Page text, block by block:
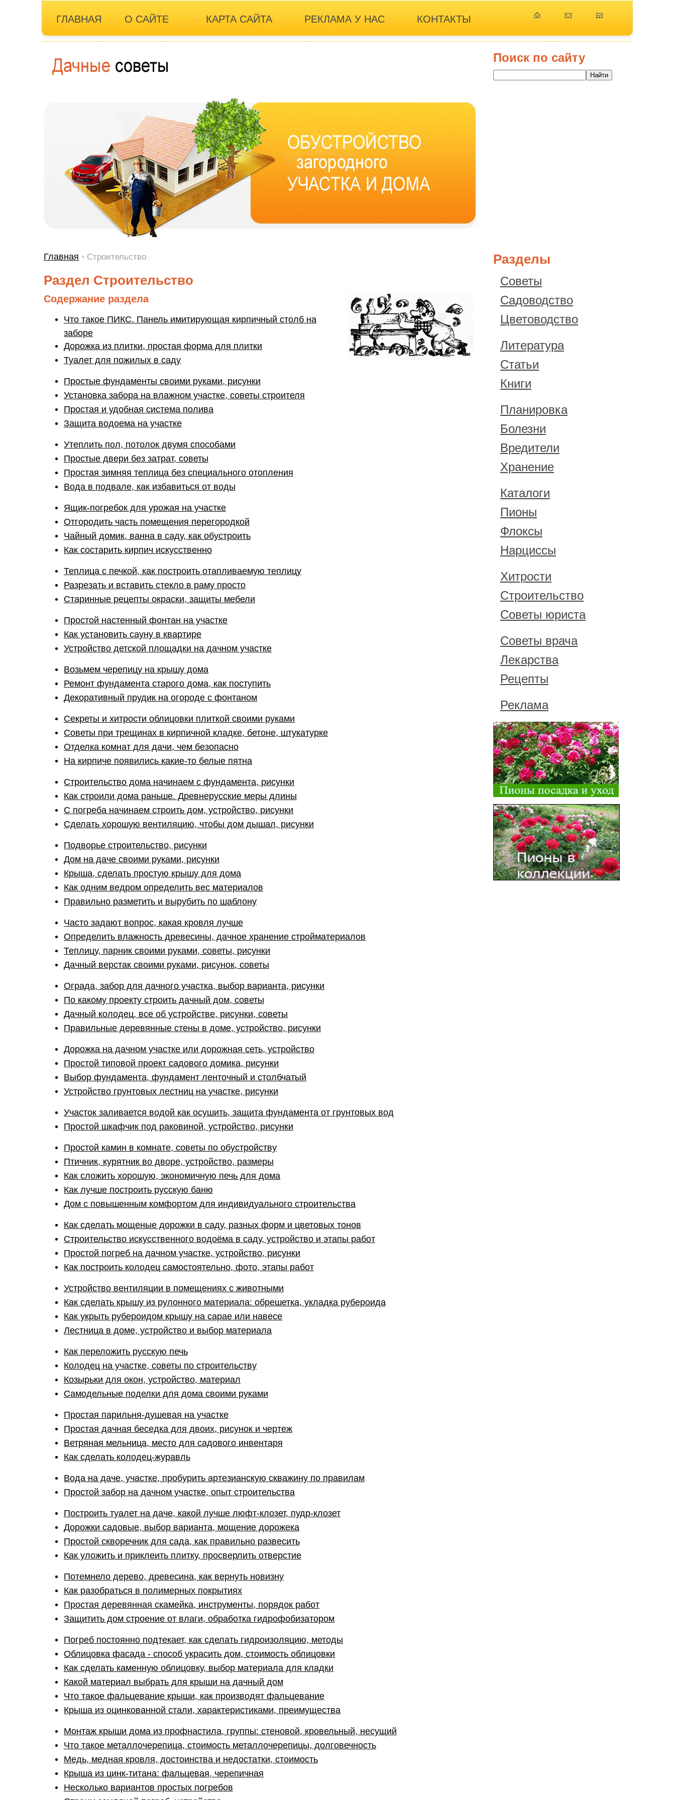
ГЛАВНАЯ О САЙТЕ КАРТА САЙТА РЕКЛАМА У НАС КОНТАКТЫ
Поиск по сайту
Главная • Строительство
Раздел Строительство
Содержание раздела
Что такое ПИКС. Панель имитирующая кирпичный столб на
заборе
Дорожка из плитки, простая форма для плитки
Туалет для пожилых в саду
Простые фундаменты своими руками, рисунки
Установка забора на влажном участке, советы строителя
Простая и удобная система полива
Защита водоема на участке
Утеплить пол, потолок двумя способами
Простые двери без затрат, советы
Простая зимняя теплица без специального отопления
Вода в подвале, как избавиться от воды
Ящик-погребок для урожая на участке
Отгородить часть помещения перегородкой
Чайный домик, ванна в саду, как обустроить
Как состарить кирпич искусственно
Теплица с печкой, как построить отапливаемую теплицу
Разрезать и вставить стекло в раму просто
Старинные рецепты окраски, защиты мебели
Простой настенный фонтан на участке
Как установить сауну в квартире
Устройство детской площадки на дачном участке
Возьмем черепицу на крышу дома
Ремонт фундамента старого дома, как поступить
Декоративный прудик на огороде с фонтаном
Секреты и хитрости облицовки плиткой своими руками
Советы при трещинах в кирпичной кладке, бетоне, штукатурке
Отделка комнат для дачи, чем безопасно
На кирпиче появились какие-то белые пятна
Строительство дома начинаем с фундамента, рисунки
Как строили дома раньше. Древнерусские меры длины
С погреба начинаем строить дом, устройство, рисунки
Сделать хорошую вентиляцию, чтобы дом дышал, рисунки
Подворье строительство, рисунки
Дом на даче своими руками, рисунки
Крыша, сделать простую крышу для дома
Как одним ведром определить вес материалов
Правильно разметить и вырубить по шаблону
Часто задают вопрос, какая кровля лучше
Определить влажность древесины, дачное хранение стройматериалов
Теплицу, парник своими руками, советы, рисунки
Дачный верстак своими руками, рисунок, советы
Ограда, забор для дачного участка, выбор варианта, рисунки
По какому проекту строить дачный дом, советы
Дачный колодец, все об устройстве, рисунки, советы
Правильные деревянные стены в доме, устройство, рисунки
Дорожка на дачном участке или дорожная сеть, устройство
Простой типовой проект садового домика, рисунки
Выбор фундамента, фундамент ленточный и столбчатый
Устройство грунтовых лестниц на участке, рисунки
Участок заливается водой как осушить, защита фундамента от грунтовых вод
Простой шкафчик под раковиной, устройство, рисунки
Простой камин в комнате, советы по обустройству
Птичник, курятник во дворе, устройство, размеры
Как сложить хорошую, экономичную печь для дома
Как лучше построить русскую баню
Дом с повышенным комфортом для индивидуального строительства
Как сделать мощеные дорожки в саду, разных форм и цветовых тонов
Строительство искусственного водоёма в саду, устройство и этапы работ
Простой погреб на дачном участке, устройство, рисунки
Как построить колодец самостоятельно, фото, этапы работ
Устройство вентиляции в помещениях с животными
Как сделать крышу из рулонного материала: обрешетка, укладка рубероида
Как укрыть рубероидом крышу на сарае или навесе
Лестница в доме, устройство и выбор материала
Как переложить русскую печь
Колодец на участке, советы по строительству
Козырьки для окон, устройство, материал
Самодельные поделки для дома своими руками
Простая парильня-душевая на участке
Простая дачная беседка для двоих, рисунок и чертеж
Ветряная мельница, место для садового инвентаря
Как сделать колодец-журавль
Вода на даче, участке, пробурить артезианскую скважину по правилам
Простой забор на дачном участке, опыт строительства
Построить туалет на даче, какой лучше люфт-клозет, пудр-клозет
Дорожки садовые, выбор варианта, мощение дорожека
Простой скворечник для сада, как правильно развесить
Как уложить и приклеить плитку, просверлить отверстие
Потемнело дерево, древесина, как вернуть новизну
Как разобраться в полимерных покрытиях
Простая деревянная скамейка, инструменты, порядок работ
Защитить дом строение от влаги, обработка гидрофобизатором
Погреб постоянно подтекает, как сделать гидроизоляцию, методы
Облицовка фасада - способ украсить дом, стоимость облицовки
Как сделать каменную облицовку, выбор материала для кладки
Какой материал выбрать для крыши на дачный дом
Что такое фальцевание крыши, как производят фальцевание
Крыша из оцинкованной стали, характеристиками, преимущества
Монтаж крыши дома из профнастила, группы: стеновой, кровельный, несущий
Что такое металлочерепица, стоимость металлочерепицы, долговечность
Медь, медная кровля, достоинства и недостатки, стоимость
Крыша из цинк-титана: фальцевая, черепичная
Несколько вариантов простых погребов
Разделы
Советы
Садоводство
Цветоводство
Литература
Статьи
Книги
Планировка
Болезни
Вредители
Хранение
Каталоги
Пионы
Флоксы
Нарциссы
Хитрости
Строительство
Советы юриста
Советы врача
Лекарства
Рецепты
Реклама